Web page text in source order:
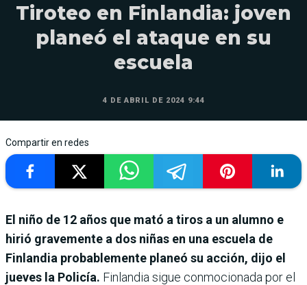
Tiroteo en Finlandia: joven
planeó el ataque en su
escuela
4 DE ABRIL DE 2024 9:44
Compartir en redes
El niño de 12 años que mató a tiros a un alumno e
hirió gravemente a dos niñas en una escuela de
Finlandia probablemente planeó su acción, dijo el
jueves la Policía. Finlandia sigue conmocionada por el